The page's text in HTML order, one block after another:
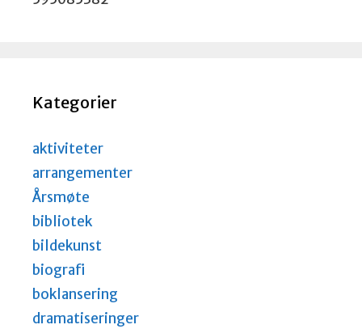
Kategorier
aktiviteter
arrangementer
Årsmøte
bibliotek
bildekunst
biografi
boklansering
dramatiseringer